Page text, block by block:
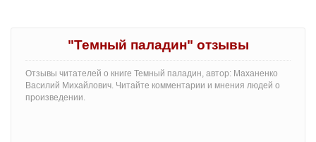
"Темный паладин" отзывы
Отзывы читателей о книге Темный паладин, автор: Маханенко
Василий Михайлович. Читайте комментарии и мнения людей о
произведении.